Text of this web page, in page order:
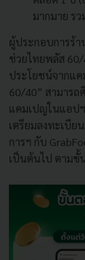
มากมาย ร
ผู้ประกอบการร้า
ช่วยไทยพลัส 60/
ประโยชน์จากแค
60/40” สามารถ
แคมเปญในแอป
เตรียมลงทะเบีย
การฯ กับ
เป็นต้นไป ตาม